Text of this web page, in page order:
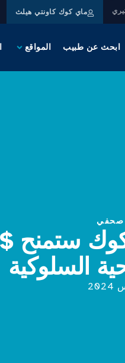
ماي كوك كاونتي هيلث
ابحث عن طبيب المواقع
صحفي
السلوكية